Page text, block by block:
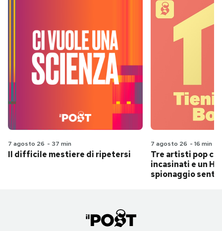
7 agosto 26 - 37 min
Il difficile mestiere di ripetersi
7 agosto 26 - 16 min
Tre artisti pop
incasinati e un
spionaggio